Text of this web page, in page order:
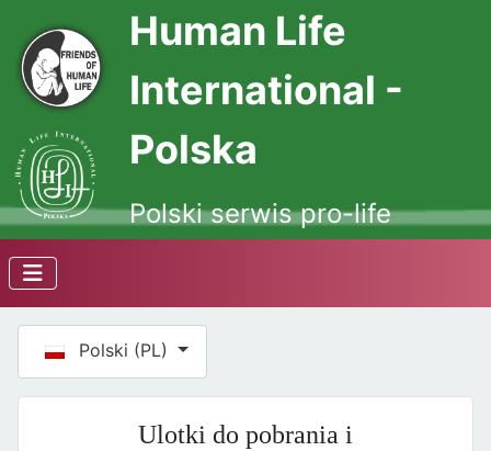
Human Life
International -
Polska
Polski serwis pro-life
Wybierz swój język
Polski (PL)
Ulotki do pobrania i